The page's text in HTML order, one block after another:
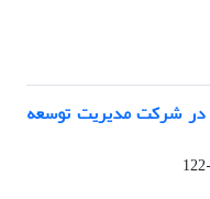
در شرکت مدیریت توسعه